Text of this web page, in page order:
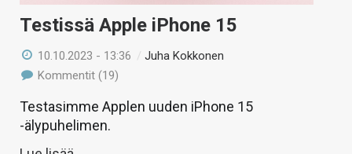
Testissä Apple iPhone 15
10.10.2023 - 13:36 /Juha Kokkonen
Kommentit (19)
Testasimme Applen uuden iPhone 15
-älypuhelimen.